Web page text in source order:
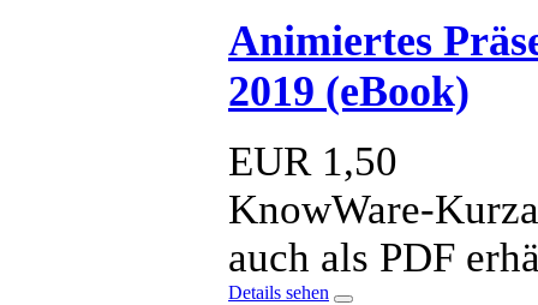
Animiertes
2019 (eBook)
EUR1,50
KnowWare-
auch als PDF
Details sehen